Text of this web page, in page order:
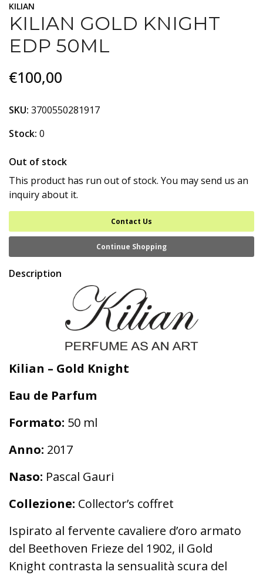
KILIAN
KILIAN GOLD KNIGHT
EDP 50ML
€100,00
SKU: 3700550281917
Stock: 0
Out of stock
This product has run out of stock. You may send us an
inquiry about it.
Contact Us
Continue Shopping
Description
Kilian – Gold Knight
Eau de Parfum
Formato: 50 ml
Anno: 2017
Naso: Pascal Gauri
Collezione: Collector’s coffret
Ispirato al fervente cavaliere d’oro armato
del Beethoven Frieze del 1902, il Gold
Knight contrasta la sensualità scura del